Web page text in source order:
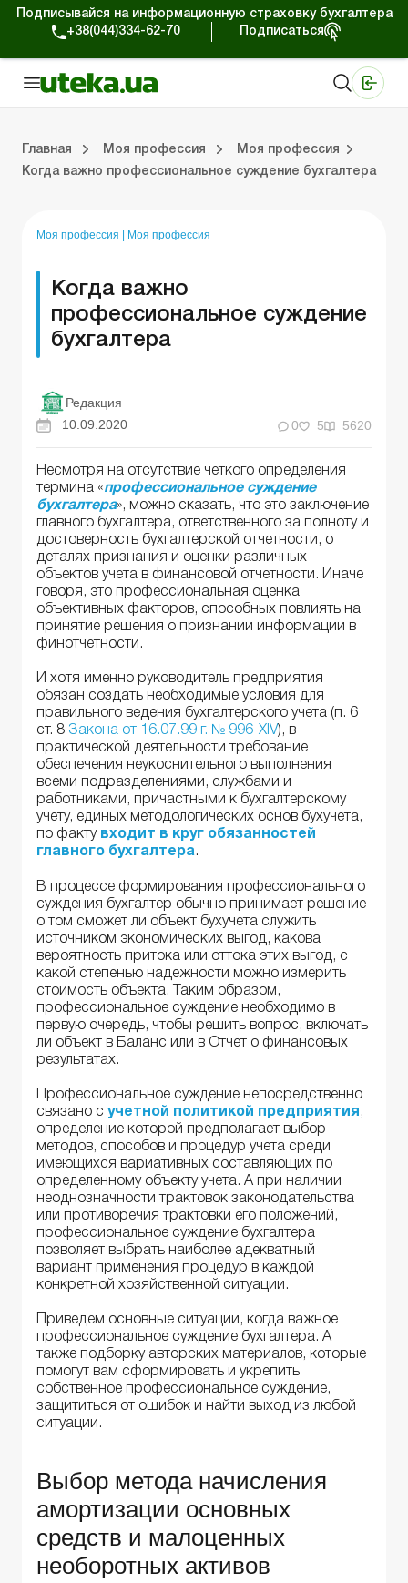
Подписывайся на информационную страховку бухгалтера
+38(044)334-62-70
Подписаться
Главная Моя профессия
Моя профессия
Когда важно профессиональное суждение бухгалтера
Моя профессия Моя профессия
Когда важно
профессиональное суждение
бухгалтера
Редакция
10.09.2020
0 5 5620
Несмотря на отсутствие четкого определения
термина «профессиональное суждение
бухгалтера», можно сказать, что это заключение
главного бухгалтера, ответственного за полноту и
достоверность бухгалтерской отчетности, о
деталях признания и оценки различных
объектов учета в финансовой отчетности. Иначе
говоря, это профессиональная оценка
объективных факторов, способных повлиять на
принятие решения о признании информации в
финотчетности.
И хотя именно руководитель предприятия
обязан создать необходимые условия для
правильного ведения бухгалтерского учета (п. 6
ст. 8 Закона от 16.07.99 г. № 996-XIV), в
практической деятельности требование
обеспечения неукоснительного выполнения
всеми подразделениями, службами и
работниками, причастными к бухгалтерскому
учету, единых методологических основ бухучета,
по факту входит в круг обязанностей
главного бухгалтера.
В процессе формирования профессионального
суждения бухгалтер обычно принимает решение
о том сможет ли объект бухучета служить
источником экономических выгод, какова
вероятность притока или оттока этих выгод, с
какой степенью надежности можно измерить
стоимость объекта. Таким образом,
профессиональное суждение необходимо в
первую очередь, чтобы решить вопрос, включать
ли объект в Баланс или в Отчет о финансовых
результатах.
Профессиональное суждение непосредственно
связано с учетной политикой предприятия ,
определение которой предполагает выбор
методов, способов и процедур учета среди
имеющихся вариативных составляющих по
определенному объекту учета. А при наличии
неоднозначности трактовок законодательства
или противоречия трактовки его положений,
профессиональное суждение бухгалтера
позволяет выбрать наиболее адекватный
вариант применения процедур в каждой
конкретной хозяйственной ситуации.
Приведем основные ситуации, когда важное
профессиональное суждение бухгалтера. А
также подборку авторских материалов, которые
помогут вам сформировать и укрепить
собственное профессиональное суждение,
защититься от ошибок и найти выход из любой
ситуации.
Выбор метода начисления
амортизации основных
средств и малоценных
необоротных активов